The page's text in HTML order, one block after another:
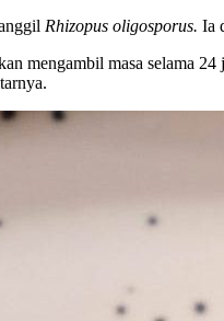
Rhizopus oligosporus. Ia
mengambil masa selama